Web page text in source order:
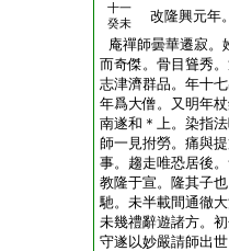
十一
癸未
改隆興元年
庵禪師曇華遷寂。
而奇傑。骨目聳秀
志津濟群品。年十
年爲大僧。又明年
南遂和＊上。染指
師一見拊勞。痛與
事。趨走唯恐居後
教隆于宣。隆其子
馳。未半載間通徹
未幾禮辭遊諸方。
守遂以妙嚴請師出